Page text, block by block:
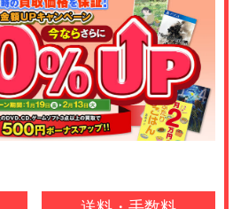
たので、まとめて売りまし
のキャンペーン中に利用し
り高く買い取ってもらえて
ムを売るならまたここにお